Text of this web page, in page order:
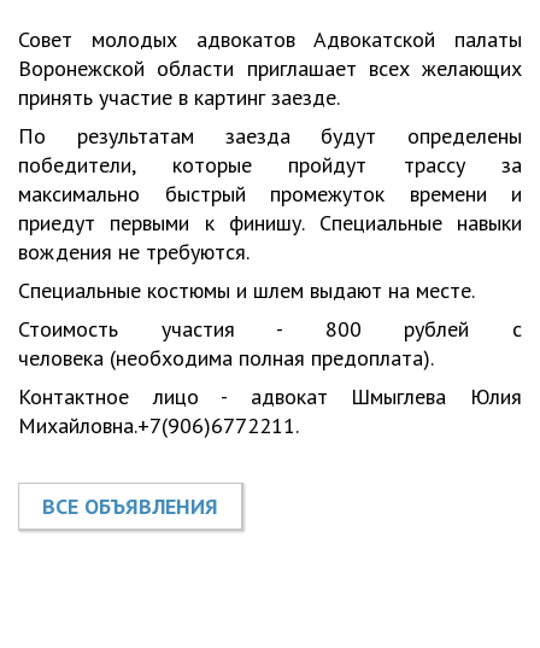
Совет молодых адвокатов Адвокатской палаты
Воронежской области приглашает всех желающих
принять участие в картинг заезде.
По результатам заезда будут определены
победители, которые пройдут трассу за
максимально быстрый промежуток времени и
приедут первыми к финишу. Специальные навыки
вождения не требуются.
Специальные костюмы и шлем выдают на месте.
Стоимость участия - 800 рублей с
человека (необходима полная предоплата).
Контактное лицо - адвокат Шмыглева Юлия
Михайловна.+7(906)6772211.
ВСЕ ОБЪЯВЛЕНИЯ